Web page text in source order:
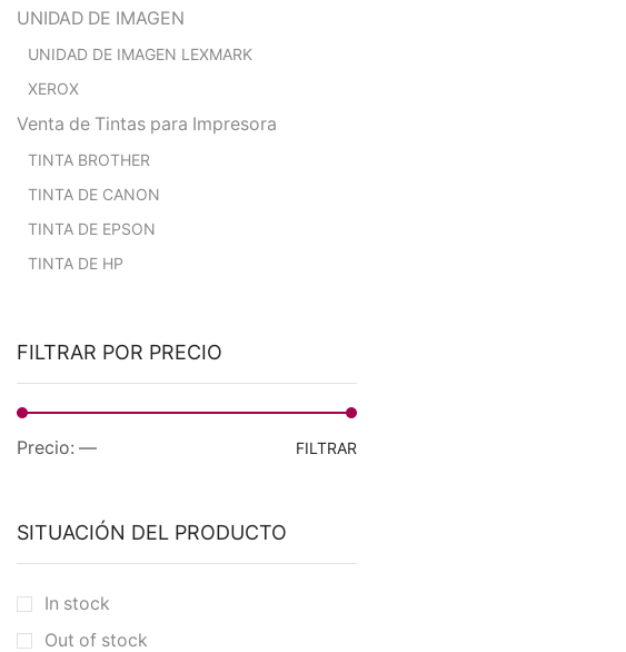
UNIDAD DE IMAGEN
UNIDAD DE IMAGEN LEXMARK
XEROX
Venta de Tintas para Impresora
TINTA BROTHER
TINTA DE CANON
TINTA DE EPSON
TINTA DE HP
FILTRAR POR PRECIO
Precio
Precio
FILTRAR
Precio: —
SITUACIÓN DEL PRODUCTO
In stock
Out of stock